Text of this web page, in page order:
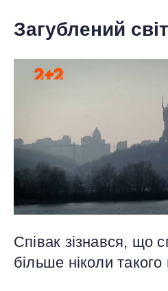
Загублений світ
Співак зізнався, що
більше ніколи